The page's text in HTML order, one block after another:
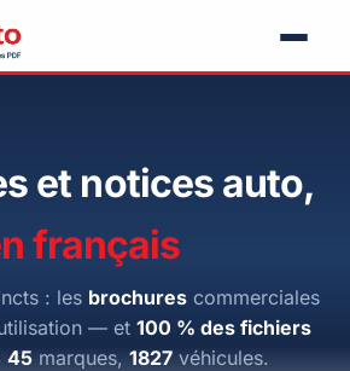
et notices auto,
français
: les brochures commerciales
— et 100 % des fichiers
45 marques, 1827 véhicules.